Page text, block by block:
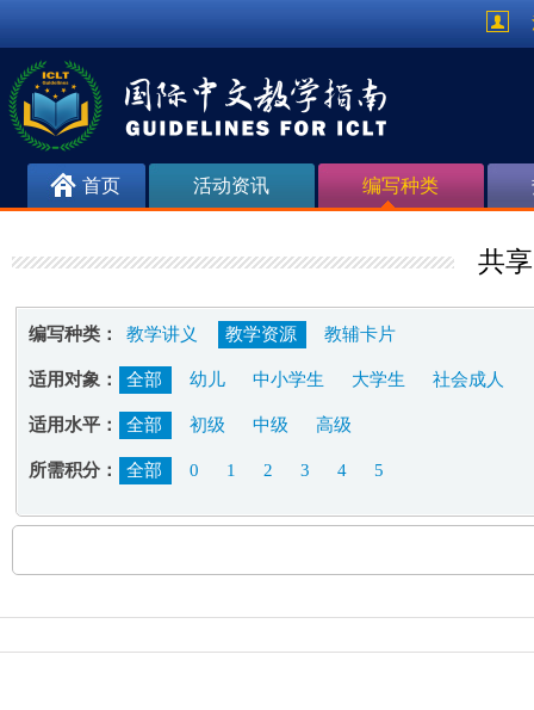
首页 活动资讯 编写种类
共
编写种类： 教学讲义 教学资源 教辅卡片
适用对象： 全部 幼儿 中小学生 大学生 社会成人
适用水平： 全部 初级 中级 高级
所需积分： 全部 0 1 2 3 4 5